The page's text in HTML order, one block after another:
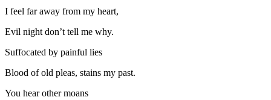
I feel far away from my heart,
Evil night don’t tell me why.
Suffocated by painful lies
Blood of old pleas, stains my past.
You hear other moans